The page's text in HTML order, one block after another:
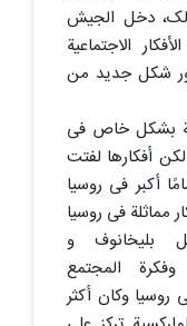
دخل الجیش
الاجتماعیة
شکل جدید من
بشکل خاص فی
أفکارها لفتت
أکبر فی روسیا
مماثلة فی روسیا
بلیخانوف و
وفکرة المجتمع
روسیا وکان أکثر